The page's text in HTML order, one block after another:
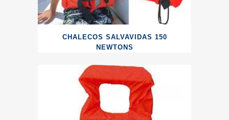
CHALECOS SALVAVIDAS 150
NEWTONS